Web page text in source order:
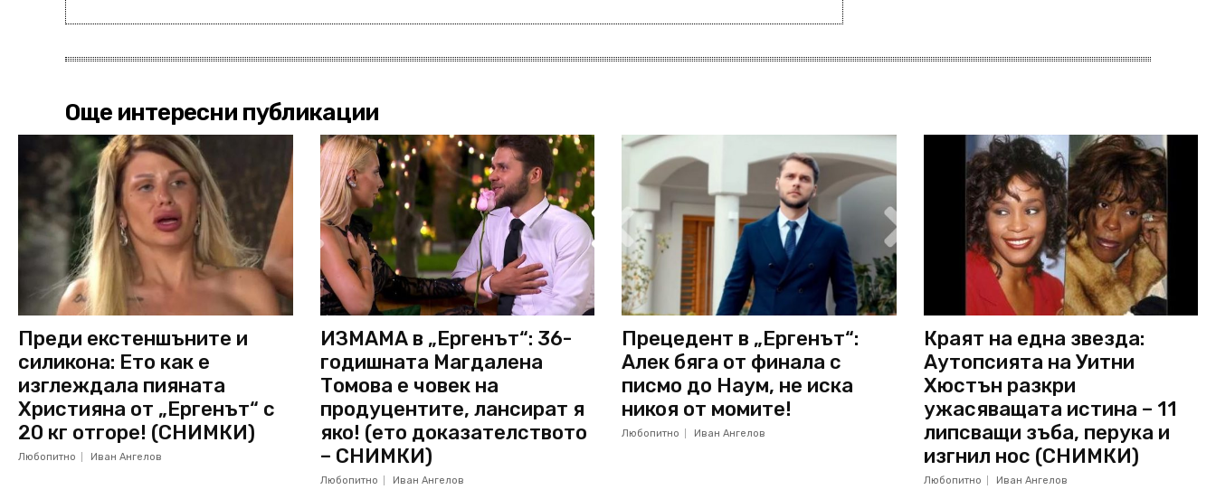
Още интересни публикации
Преди екстеншъните и
силикона: Ето как е
изглеждала пияната
Християна от „Ергенът“ с
20 кг отгоре! (СНИМКИ)
Любопитно Иван Ангелов
ИЗМАМА в „Ергенът“: 36-
годишната Магдалена
Томова е човек на
продуцентите, лансират я
яко! (ето доказателството
– СНИМКИ)
Любопитно Иван Ангелов
Прецедент в „Ергенът“:
Алек бяга от финала с
писмо до Наум, не иска
никоя от момите!
Любопитно Иван Ангелов
Краят на една звезда:
Аутопсията на Уитни
Хюстън разкри
ужасяващата истина – 11
липсващи зъба, перука и
изгнил нос (СНИМКИ)
Любопитно Иван Ангелов